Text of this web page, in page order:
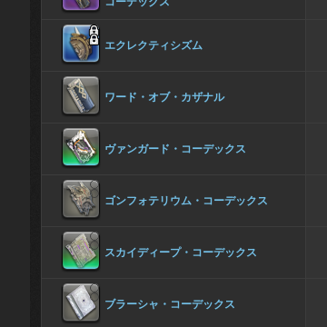
エクレクティシズム
ワード・オブ・カザナル
ヴァンガード・コーデックス
ゴンフォテリウム・コーデックス
スカイディープ・コーデックス
ブラーシャ・コーデックス